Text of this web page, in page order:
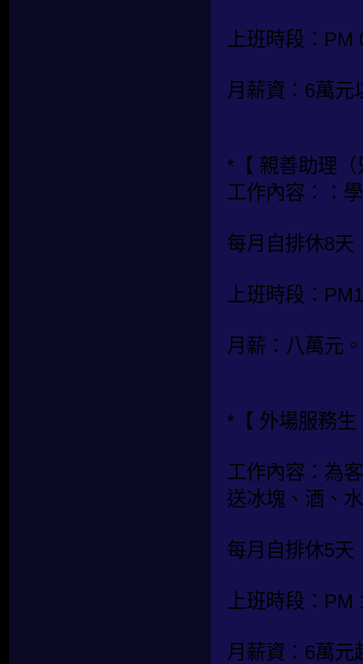
上班時段：
月薪資：6萬元
*【 親善助理
工作內容：：
每月自排休8天
上班時段：
月薪：八萬元。
*【 外場服務生
工作內容：為
送冰塊、酒、
每月自排休5天
上班時段：
月薪資：6萬元